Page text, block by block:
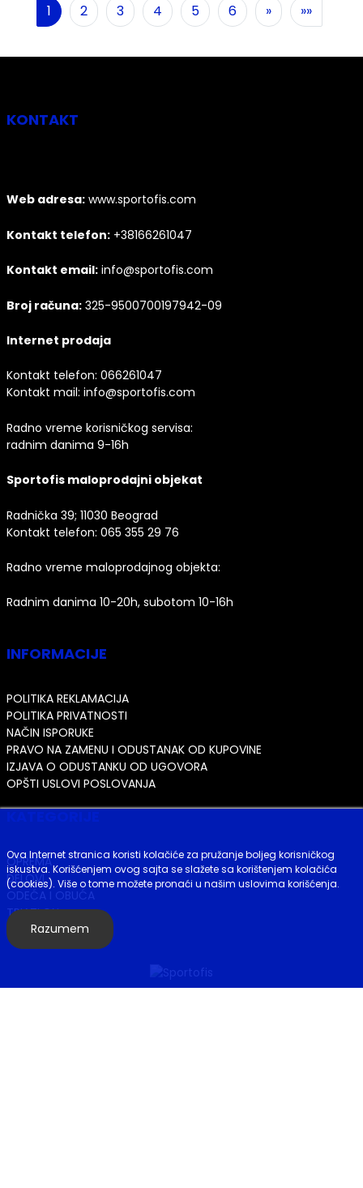
1 2 3 4 5 6 »Sledeća
»»
KONTAKT
Web adresa: www.sportofis.com
Kontakt telefon: +38166261047
Kontakt email: info@sportofis.com
Broj računa: 325-9500700197942-09
Internet prodaja
Kontakt telefon: 066261047
Kontakt mail: info@sportofis.com
Radno vreme korisničkog servisa:
radnim danima 9-16h
Sportofis maloprodajni objekat
Radnička 39; 11030 Beograd
Kontakt telefon: 065 355 29 76
Radno vreme maloprodajnog objekta:
Radnim danima 10-20h, subotom 10-16h
INFORMACIJE
POLITIKA REKLAMACIJA
POLITIKA PRIVATNOSTI
NAČIN ISPORUKE
PRAVO NA ZAMENU I ODUSTANAK OD KUPOVINE
IZJAVA O ODUSTANKU OD UGOVORA
OPŠTI USLOVI POSLOVANJA
OPREMA
DELOVI
ODEĆA I OBUĆA
TRIATLON
E-BIKE
Ova Internet stranica koristi kolačiće za pružanje boljeg korisničkog
iskustva. Korišćenjem ovog sajta se slažete sa korištenjem kolačića
(cookies). Više o tome možete pronaći u našim uslovima korišćenja.
Razumem